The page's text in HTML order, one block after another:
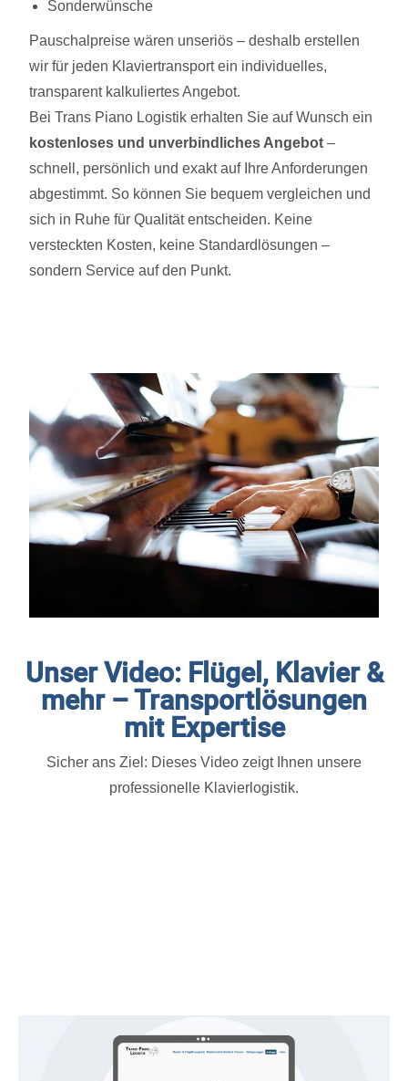
Sonderwünsche
Pauschalpreise wären unseriös – deshalb erstellen
wir für jeden Klaviertransport ein individuelles,
transparent kalkuliertes Angebot.
Bei Trans Piano Logistik erhalten Sie auf Wunsch ein
kostenloses und unverbindliches Angebot –
schnell, persönlich und exakt auf Ihre Anforderungen
abgestimmt. So können Sie bequem vergleichen und
sich in Ruhe für Qualität entscheiden. Keine
versteckten Kosten, keine Standardlösungen –
sondern Service auf den Punkt.
Unser Video: Flügel, Klavier &
mehr – Transportlösungen
mit Expertise
Sicher ans Ziel: Dieses Video zeigt Ihnen unsere
professionelle Klavierlogistik.